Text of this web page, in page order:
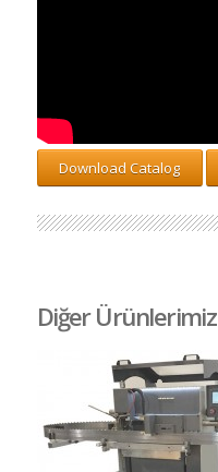
Download Catalog
Diğer Ürünlerimiz